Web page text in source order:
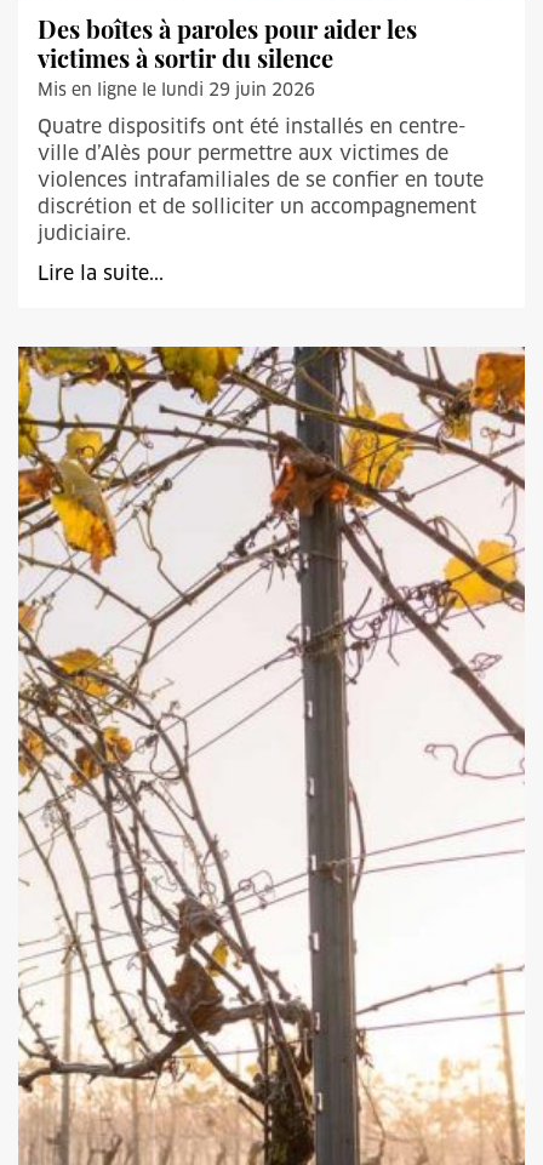
Des boîtes à paroles pour aider les
victimes à sortir du silence
Mis en ligne le lundi 29 juin 2026
Quatre dispositifs ont été installés en centre-
ville d’Alès pour permettre aux victimes de
violences intrafamiliales de se confier en toute
discrétion et de solliciter un accompagnement
judiciaire.
Lire la suite...